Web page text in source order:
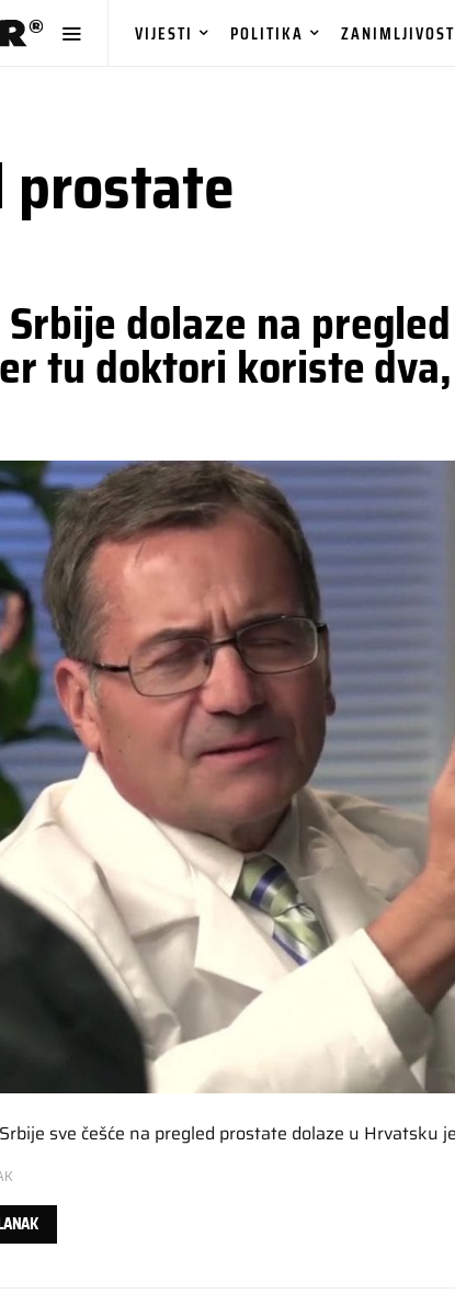
VIJESTI POLITIKA
dolaze na
tu doktori koriste
sve češće na pregled prostate dolaze u Hrvatsku